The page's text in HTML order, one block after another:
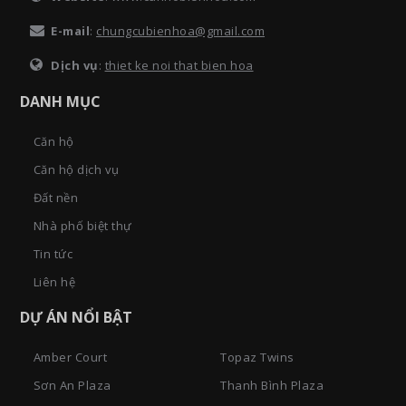
E-mail: chungcubienhoa@gmail.com
Dịch vụ: thiet ke noi that bien hoa
DANH MỤC
Căn hộ
Căn hộ dịch vụ
Đất nền
Nhà phố biệt thự
Tin tức
Liên hệ
DỰ ÁN NỔI BẬT
Amber Court
Topaz Twins
Sơn An Plaza
Thanh Bình Plaza